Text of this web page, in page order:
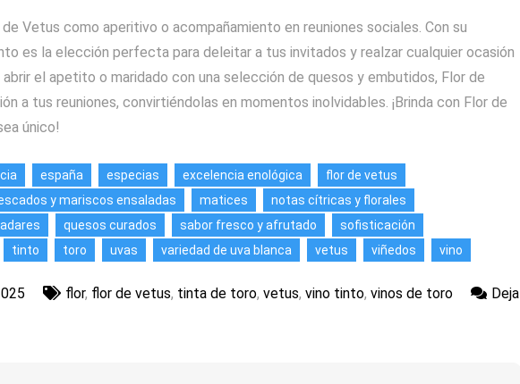
Vetus como aperitivo o acompañamiento en reuniones sociales. Con su
es la elección perfecta para deleitar a tus invitados y realzar cualquier ocasión
el apetito o maridado con una selección de quesos y embutidos, Flor de
a tus reuniones, convirtiéndolas en momentos inolvidables. ¡Brinda con Flor de
único!
españa especias excelencia enológica
flor de vetus
y mariscos ensaladas matices
notas cítricas y florales
quesos curados sabor fresco y afrutado
sofisticación
tinto toro uvas variedad de uva blanca vetus viñedos vino
flor, flor de vetus, tinta de toro,vetus,vino tinto,vinos de toro
Deja